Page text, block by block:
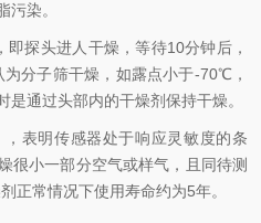
污染。
探头进人干燥，等待10分钟后，
分子筛干燥，如露点小于-70℃，
通过头部内的干燥剂保持干燥。
明传感器处于响应灵敏度的条
很小一部分空气或样气，且同待测
正常情况下使用寿命约为5年。